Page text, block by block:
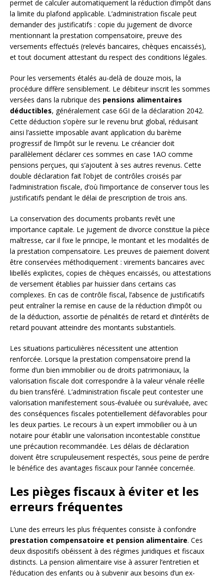
permet de calculer automatiquement la réduction d’impôt dans
la limite du plafond applicable. L’administration fiscale peut
demander des justificatifs : copie du jugement de divorce
mentionnant la prestation compensatoire, preuve des
versements effectués (relevés bancaires, chèques encaissés),
et tout document attestant du respect des conditions légales.
Pour les versements étalés au-delà de douze mois, la
procédure diffère sensiblement. Le débiteur inscrit les sommes
versées dans la rubrique des pensions alimentaires
déductibles, généralement case 6GI de la déclaration 2042.
Cette déduction s’opère sur le revenu brut global, réduisant
ainsi l’assiette imposable avant application du barème
progressif de l’impôt sur le revenu. Le créancier doit
parallèlement déclarer ces sommes en case 1AO comme
pensions perçues, qui s’ajoutent à ses autres revenus. Cette
double déclaration fait l’objet de contrôles croisés par
l’administration fiscale, d’où l’importance de conserver tous les
justificatifs pendant le délai de prescription de trois ans.
La conservation des documents probants revêt une
importance capitale. Le jugement de divorce constitue la pièce
maîtresse, car il fixe le principe, le montant et les modalités de
la prestation compensatoire. Les preuves de paiement doivent
être conservées méthodiquement : virements bancaires avec
libellés explicites, copies de chèques encaissés, ou attestations
de versement établies par huissier dans certains cas
complexes. En cas de contrôle fiscal, l’absence de justificatifs
peut entraîner la remise en cause de la réduction d’impôt ou
de la déduction, assortie de pénalités de retard et d’intérêts de
retard pouvant atteindre des montants substantiels.
Les situations particulières nécessitent une attention
renforcée. Lorsque la prestation compensatoire prend la
forme d’un bien immobilier ou de droits patrimoniaux, la
valorisation fiscale doit correspondre à la valeur vénale réelle
du bien transféré. L’administration fiscale peut contester une
valorisation manifestement sous-évaluée ou surévaluée, avec
des conséquences fiscales potentiellement défavorables pour
les deux parties. Le recours à un expert immobilier ou à un
notaire pour établir une valorisation incontestable constitue
une précaution recommandée. Les délais de déclaration
doivent être scrupuleusement respectés, sous peine de perdre
le bénéfice des avantages fiscaux pour l’année concernée.
Les pièges fiscaux à éviter et les
erreurs fréquentes
L’une des erreurs les plus fréquentes consiste à confondre
prestation compensatoire et pension alimentaire. Ces
deux dispositifs obéissent à des régimes juridiques et fiscaux
distincts. La pension alimentaire vise à assurer l’entretien et
l’éducation des enfants ou à subvenir aux besoins d’un ex-